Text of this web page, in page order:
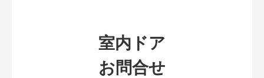
室内ドア
お問合せ